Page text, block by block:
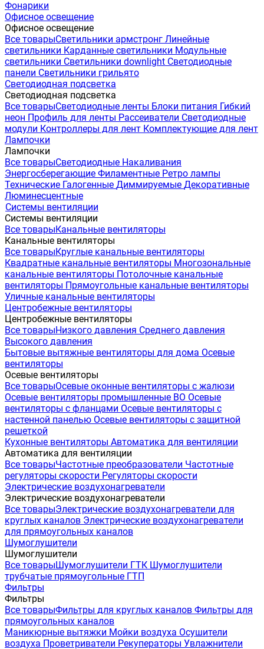
Фонарики
Офисное освещение
Офисное освещение
Все товарыСветильники армстронг Линейные
светильники Карданные светильники Модульные
светильники Светильники downlight Светодиодные
панели Светильники грильято
Светодиодная подсветка
Светодиодная подсветка
Все товарыСветодиодные ленты Блоки питания Гибкий
неон Профиль для ленты Рассеиватели Светодиодные
модули Контроллеры для лент Комплектующие для лент
Лампочки
Лампочки
Все товарыСветодиодные Накаливания
Энергосберегающие Филаментные Ретро лампы
Технические Галогенные Диммируемые Декоративные
Люминесцентные
Системы вентиляции
Системы вентиляции
Все товарыКанальные вентиляторы
Канальные вентиляторы
Все товарыКруглые канальные вентиляторы
Квадратные канальные вентиляторы Многозональные
канальные вентиляторы Потолочные канальные
вентиляторы Прямоугольные канальные вентиляторы
Уличные канальные вентиляторы
Центробежные вентиляторы
Центробежные вентиляторы
Все товарыНизкого давления Среднего давления
Высокого давления
Бытовые вытяжные вентиляторы для дома Осевые
вентиляторы
Осевые вентиляторы
Все товарыОсевые оконные вентиляторы с жалюзи
Осевые вентиляторы промышленные ВО Осевые
вентиляторы с фланцами Осевые вентиляторы с
настенной панелью Осевые вентиляторы с защитной
решеткой
Кухонные вентиляторы Автоматика для вентиляции
Автоматика для вентиляции
Все товарыЧастотные преобразователи Частотные
регуляторы скорости Регуляторы скорости
Электрические воздухонагреватели
Электрические воздухонагреватели
Все товарыЭлектрические воздухонагреватели для
круглых каналов Электрические воздухонагреватели
для прямоугольных каналов
Шумоглушители
Шумоглушители
Все товарыШумоглушители ГТК Шумоглушители
трубчатые прямоугольные ГТП
Фильтры
Фильтры
Все товарыФильтры для круглых каналов Фильтры для
прямоугольных каналов
Маникюрные вытяжки Мойки воздуха Осушители
воздуха Проветриватели Рекуператоры Увлажнители